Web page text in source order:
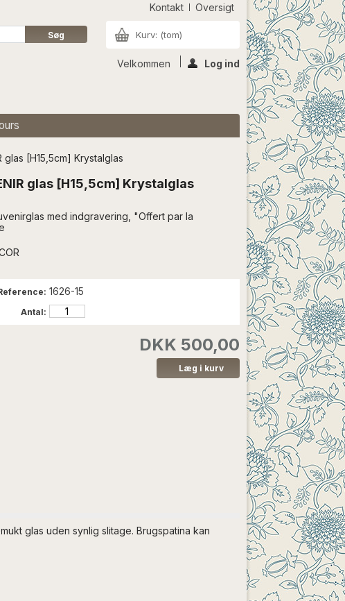
Kontakt Oversigt
Kurv: (tom)
Velkommen Log ind
glas [H15,5cm] Krystalglas
glas [H15,5cm] Krystalglas
med indgravering, "Offert par la
1626-15
Antal:
DKK 500,00
glas uden synlig slitage. Brugspatina kan